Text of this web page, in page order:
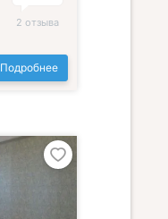
2 отзыва
Подробнее